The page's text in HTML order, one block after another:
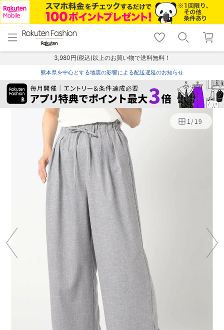
menu home
トップ
shopping_cart lock_outline
ログイン
3,980円(税込)以上のお買い物で送料無料！
熊本県を中心とする地震の影響による配送遅延のお知らせ
1/19